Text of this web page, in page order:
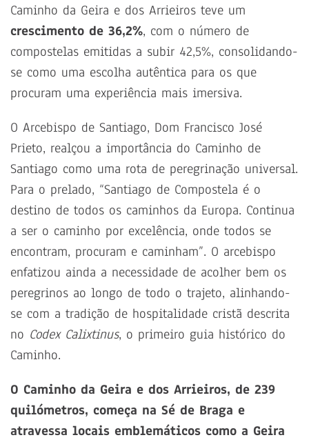
Caminho da Geira e dos Arrieiros teve um
crescimento de 36,2%, com o número de
compostelas emitidas a subir 42,5%, consolidando-
se como uma escolha autêntica para os que
procuram uma experiência mais imersiva.
O Arcebispo de Santiago, Dom Francisco José
Prieto, realçou a importância do Caminho de
Santiago como uma rota de peregrinação universal.
Para o prelado, “Santiago de Compostela é o
destino de todos os caminhos da Europa. Continua
a ser o caminho por excelência, onde todos se
encontram, procuram e caminham”. O arcebispo
enfatizou ainda a necessidade de acolher bem os
peregrinos ao longo de todo o trajeto, alinhando-
se com a tradição de hospitalidade cristã descrita
no Codex Calixtinus, o primeiro guia histórico do
Caminho.
O Caminho da Geira e dos Arrieiros, de 239
quilómetros, começa na Sé de Braga e
atravessa locais emblemáticos como a Geira